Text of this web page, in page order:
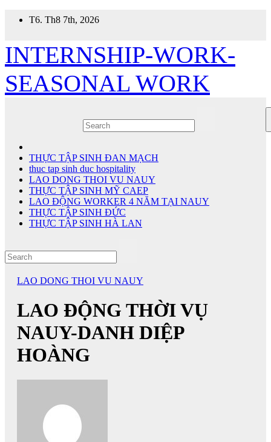
T6. Th8 7th, 2026
INTERNSHIP-WORK-
SEASONAL WORK
THỰC TẬP SINH ĐAN MẠCH
thuc tap sinh duc hospitality
LAO DONG THOI VU NAUY
THỰC TẬP SINH MỸ CAEP
LAO ĐỘNG WORKER 4 NĂM TẠI NAUY
THỰC TẬP SINH ĐỨC
THỰC TẬP SINH HÀ LAN
LAO DONG THOI VU NAUY
LAO ĐỘNG THỜI VỤ
NAUY-DANH DIỆP
HOÀNG